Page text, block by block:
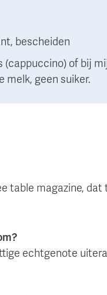
bescheiden
(cappuccino) of bij
melk, geen suiker.
table magazine,
echtgenote